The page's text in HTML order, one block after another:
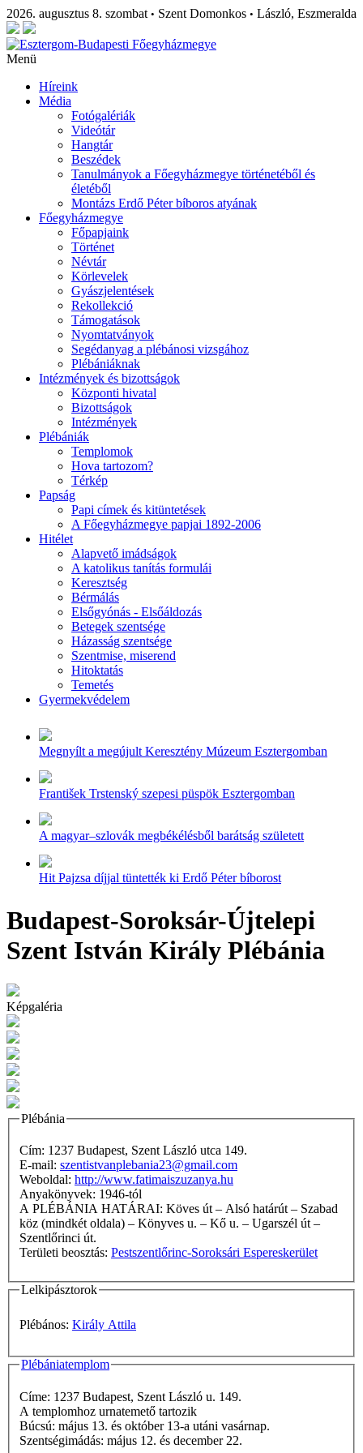
2026. augusztus 8. szombat • Szent Domonkos • László, Eszmeralda
Menü
Híreink
Média
Fotógalériák
Videótár
Hangtár
Beszédek
Tanulmányok a Főegyházmegye történetéből és
életéből
Montázs Erdő Péter bíboros atyának
Főegyházmegye
Főpapjaink
Történet
Névtár
Körlevelek
Gyászjelentések
Rekollekció
Támogatások
Nyomtatványok
Segédanyag a plébánosi vizsgához
Plébániáknak
Intézmények és bizottságok
Központi hivatal
Bizottságok
Intézmények
Plébániák
Templomok
Hova tartozom?
Térkép
Papság
Papi címek és kitüntetések
A Főegyházmegye papjai 1892-2006
Hitélet
Alapvető imádságok
A katolikus tanítás formulái
Keresztség
Bérmálás
Elsőgyónás - Elsőáldozás
Betegek szentsége
Házasság szentsége
Szentmise, miserend
Hitoktatás
Temetés
Gyermekvédelem
Megnyílt a megújult Keresztény Múzeum Esztergomban
František Trstenský szepesi püspök Esztergomban
A magyar–szlovák megbékélésből barátság született
Hit Pajzsa díjjal tüntették ki Erdő Péter bíborost
Budapest-Soroksár-Újtelepi
Szent István Király Plébánia
Képgaléria
Plébánia
Cím: 1237 Budapest, Szent László utca 149.
E-mail: szentistvanplebania23@gmail.com
Weboldal: http://www.fatimaiszuzanya.hu
Anyakönyvek: 1946-tól
A PLÉBÁNIA HATÁRAI: Köves út – Alsó határút – Szabad
köz (mindkét oldala) – Könyves u. – Kő u. – Ugarszél út –
Szentlőrinci út.
Területi beosztás: Pestszentlőrinc-Soroksári Espereskerület
Lelkipásztorok
Plébános: Király Attila
Plébániatemplom
Címe: 1237 Budapest, Szent László u. 149.
A templomhoz urnatemető tartozik
Búcsú: május 13. és október 13-a utáni vasárnap.
Szentségimádás: május 12. és december 22.